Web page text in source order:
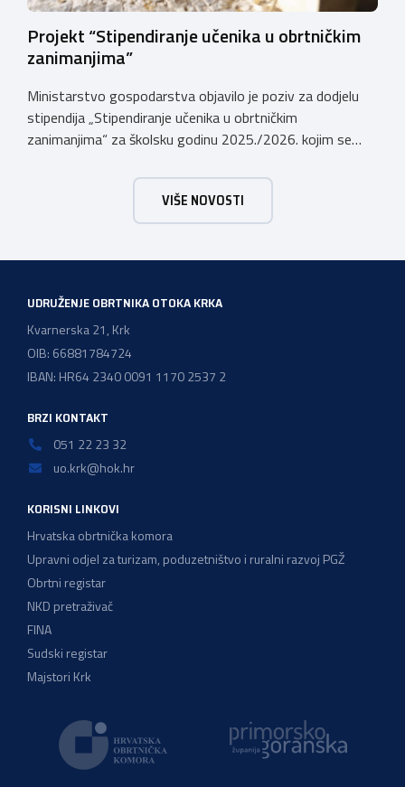
Projekt “Stipendiranje učenika u obrtničkim
zanimanjima”
Ministarstvo gospodarstva objavilo je poziv za dodjelu
stipendija „Stipendiranje učenika u obrtničkim
zanimanjima“ za školsku godinu 2025./2026. kojim se
2025./2026. obrazuju temeljem programa/kurikula u
trogodišnjem trajanju za stjecanje deficitarnih obrtničkih
zanimanja, sukladno Preporukama za obrazovnu upisnu
VIŠE NOVOSTI
UDRUŽENJE OBRTNIKA OTOKA KRKA
Kvarnerska 21, Krk
OIB: 66881784724
IBAN: HR64 2340 0091 1170 2537 2
BRZI KONTAKT
051 22 23 32
uo.krk@hok.hr
KORISNI LINKOVI
Hrvatska obrtnička komora
Upravni odjel za turizam, poduzetništvo i ruralni razvoj PGŽ
Obrtni registar
NKD pretraživač
FINA
Sudski registar
Majstori Krk